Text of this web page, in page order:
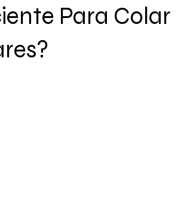
Para Colar